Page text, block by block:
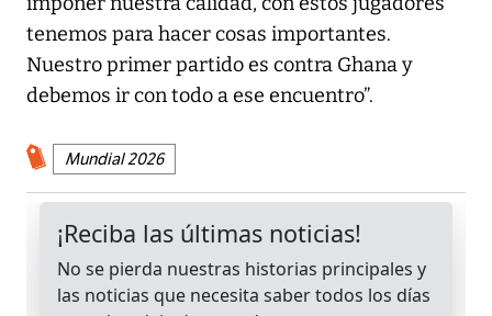
tenemos para hacer cosas importantes.
Nuestro primer partido es contra Ghana y
debemos ir con todo a ese encuentro”.
Mundial 2026